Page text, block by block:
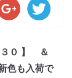
３０ 】 ＆
色も入荷で